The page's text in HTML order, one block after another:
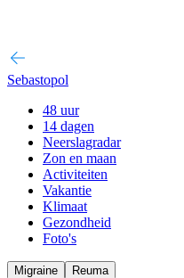
Sebastopol
48 uur
14 dagen
Neerslagradar
Zon en maan
Activiteiten
Vakantie
Klimaat
Gezondheid
Foto's
Migraine Reuma